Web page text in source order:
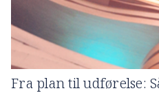
Fra plan til udførelse: